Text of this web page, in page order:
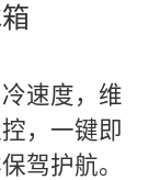
速度，维
，一键即
驾护航。